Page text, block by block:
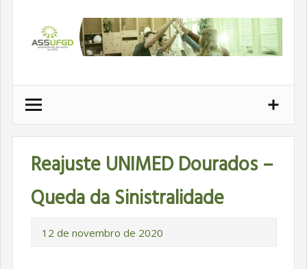
conteúdo
Reajuste UNIMED Dourados –
Queda da Sinistralidade
12 de novembro de 2020